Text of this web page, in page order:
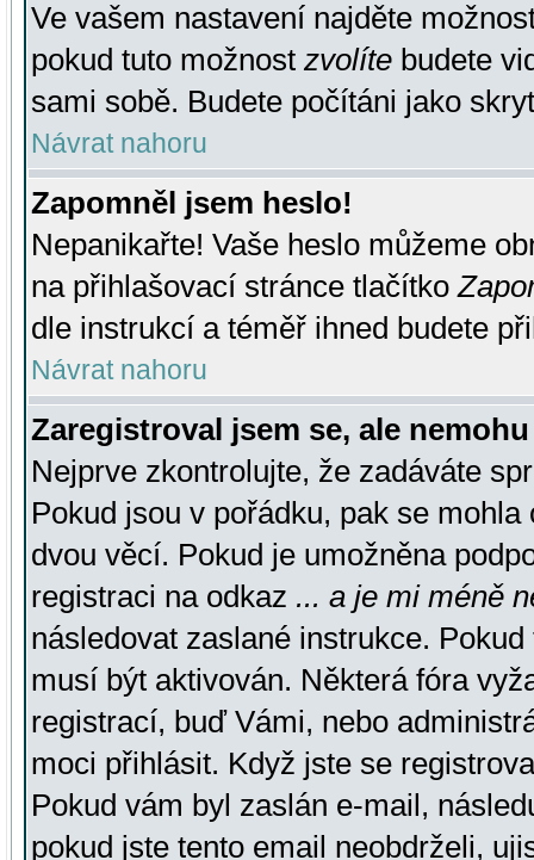
Ve vašem nastavení najděte
pokud tuto možnost zvolíte budete
sami sobě. Budete počítáni jako
Návrat nahoru
Zapomněl jsem heslo!
Nepanikařte! Vaše heslo můžeme
na přihlašovací stránce tlačítko
dle instrukcí a téměř ihned budete
Návrat nahoru
Zaregistroval jsem se, ale
Nejprve zkontrolujte, že zadáváte
Pokud jsou v pořádku, pak se
dvou věcí. Pokud je umožněna
registraci na odkaz ... a je mi méně
následovat zaslané instrukce.
musí být aktivován. Některá fóra
registrací, buď Vámi, nebo
moci přihlásit. Když jste se
Pokud vám byl zaslán e-mail,
pokud jste tento email neobdrželi,